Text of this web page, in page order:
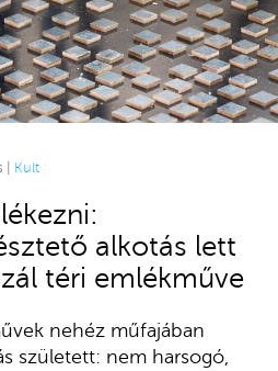
| Kult
alkotás lett
téri emlékműve
nehéz műfajában
született: nem harsogó,